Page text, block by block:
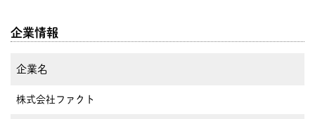
企業情報
企業名
株式会社ファクト